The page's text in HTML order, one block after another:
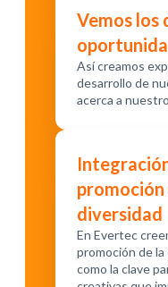
Vemos los
Así creamos
desarrollo de
acerca a
promoción
diversidad
En Evertec
promoción de
como la clave